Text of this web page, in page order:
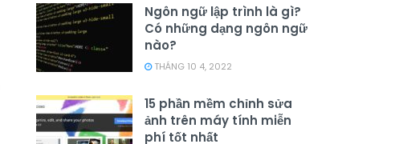
Ngôn ngữ lập trình là gì?
Có những dạng ngôn ngữ
nào?
THÁNG 10 4, 2022
15 phần mềm chỉnh sửa
ảnh trên máy tính miễn
phí tốt nhất